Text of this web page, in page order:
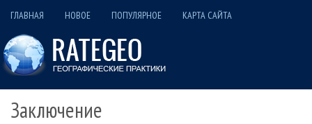
ГЛАВНАЯ НОВОЕ ПОПУЛЯРНОЕ КАРТА САЙТА
Заключение